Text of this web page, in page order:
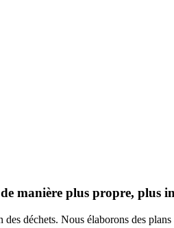
manière plus propre, plus
déchets. Nous élaborons des